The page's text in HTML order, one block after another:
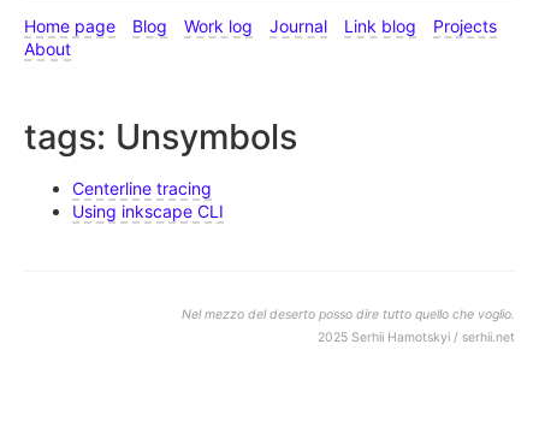
Home page Blog Work log Journal Link blog
Projects
About
tags: Unsymbols
Centerline tracing
Using inkscape CLI
Nel mezzo del deserto posso dire tutto quello che voglio.
2025 Serhii Hamotskyi / serhii.net